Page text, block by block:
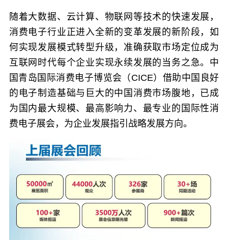
随着大数据、云计算、物联网等技术的快速发展，
消费电子行业正进入全新的变革发展的新阶段，如
何实现发展模式转型升级，准确获取市场定位成为
互联网时代每个企业实现永续发展的当务之急。 中
国青岛国际消费电子博览会（CICE） 借助中国良好
的电子制造基础与巨大的中国消费市场腹地，已成
为国内最大规模、最高影响力、最专业的国际性消
费电子展会，为企业发展指引战略发展方向。